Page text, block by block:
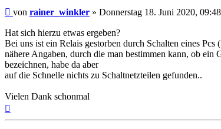
Beitrag
von rainer_winkler » Donnerstag 18. Juni 2020, 09:48
Hat sich hierzu etwas ergeben?
Bei uns ist ein Relais gestorben durch Schalten eines
nähere Angaben, durch die man bestimmen kann, ob ein
bezeichnen, habe da aber
auf die Schnelle nichts zu Schaltnetzteilen gefunden..
Vielen Dank schonmal